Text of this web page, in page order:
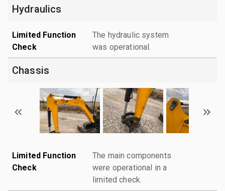
Hydraulics
Limited Function
Check
The hydraulic system
was operational.
Chassis
Limited Function
Check
The main components
were operational in a
limited check.